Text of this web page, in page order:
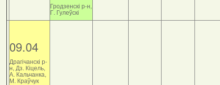
Гродзенскі р-н,
Г. Гулеўскі
09.04
Драгічанскі р-
н, Дз. Кіцель,
А. Кальчанка,
М. Краўчук